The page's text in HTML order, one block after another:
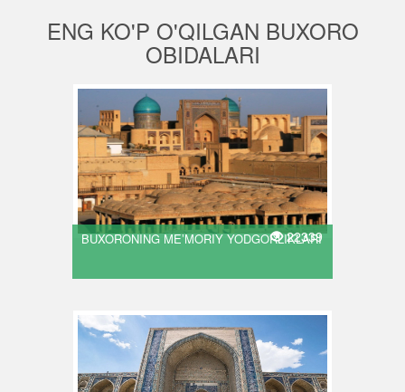
ENG KO'P O'QILGAN BUXORO
OBIDALARI
BUXORONING MEʼMORIY YODGORLIKLARI
22339